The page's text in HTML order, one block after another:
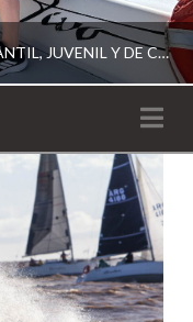
PROGRAMA RECREATIVO | VELA INFANTIL, JUVENIL Y DE CRUCERO 2026
2026